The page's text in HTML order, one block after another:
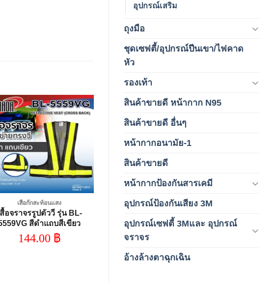
อุปกรณ์เสริม
ถุงมือ
ชุดเซฟตี้/อุปกรณ์ปีนเขา/ไฟคาด
หัว
รองเท้า
สินค้าขายดี หน้ากาก N95
สินค้าขายดี อื่นๆ
หน้ากากอนามัย-1
สินค้าขายดี
หน้ากากป้องกันสารเคมี
อุปกรณ์ป้องกันเสียง 3M
อุปกรณ์เซฟตี้ 3Mและ อุปกรณ์
จราจร
อ้างล้างตาฉุกเฉิน
Add to
wishlist
เสื้อกั๊กสะท้อนแสง
สื้อจราจรรูปตัววี รุ่น BL-
สีดำแถบสีเขียว
YAMADA
144.00 ฿